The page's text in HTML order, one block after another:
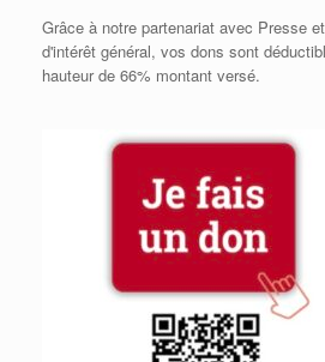
Grâce à notre partenariat avec Presse
d'intérêt général, vos dons sont
hauteur de 66% montant versé.